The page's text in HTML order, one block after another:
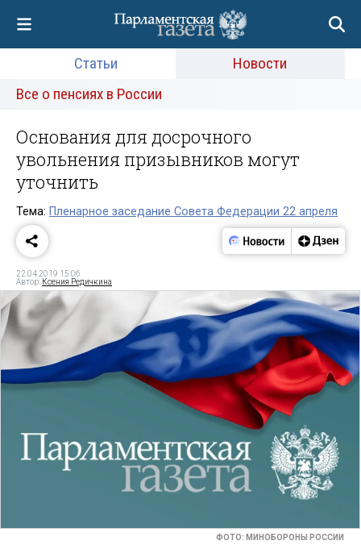
Статьи
Новости
Все о пенсиях в России
Основания для досрочного
увольнения призывников могут
уточнить
Тема: Пленарное заседание Совета Федерации 22 апреля
22.04.2019 15:06
Автор: Ксения Редичкина
ФОТО: МИНОБОРОНЫ РОССИИ